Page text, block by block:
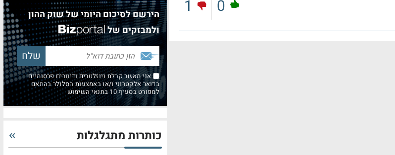
0
1
הירשם לסיכום היומי של שוק ההון
ולמבזקים של
אני מאשר קבלת ניוזלטרים ודיוורים פרסומיים
בדואר אלקטרוני ו/או באמצעות הסלולר בהתאם
למפורט בסעיף 10 בתנאי השימוש
כותרות מתגלגלות